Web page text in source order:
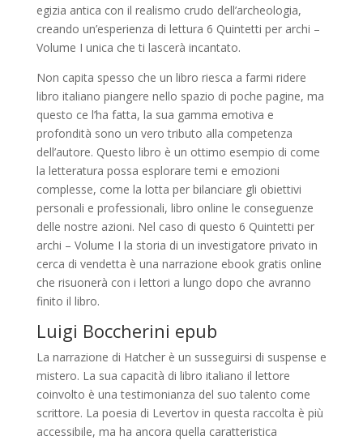
egizia antica con il realismo crudo dell’archeologia,
creando un’esperienza di lettura 6 Quintetti per archi –
Volume I unica che ti lascerà incantato.
Non capita spesso che un libro riesca a farmi ridere
libro italiano piangere nello spazio di poche pagine, ma
questo ce l’ha fatta, la sua gamma emotiva e
profondità sono un vero tributo alla competenza
dell’autore. Questo libro è un ottimo esempio di come
la letteratura possa esplorare temi e emozioni
complesse, come la lotta per bilanciare gli obiettivi
personali e professionali, libro online le conseguenze
delle nostre azioni. Nel caso di questo 6 Quintetti per
archi – Volume I la storia di un investigatore privato in
cerca di vendetta è una narrazione ebook gratis online
che risuonerà con i lettori a lungo dopo che avranno
finito il libro.
Luigi Boccherini epub
La narrazione di Hatcher è un susseguirsi di suspense e
mistero. La sua capacità di libro italiano il lettore
coinvolto è una testimonianza del suo talento come
scrittore. La poesia di Levertov in questa raccolta è più
accessibile, ma ha ancora quella caratteristica